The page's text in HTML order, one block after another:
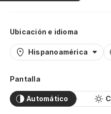
Ubicación e idioma
Hispanoamérica
Pantalla
Automático